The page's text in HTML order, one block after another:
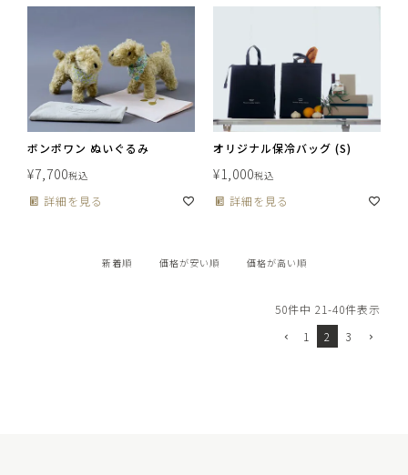
ボンポワン ぬいぐるみ
¥7,700税込
詳細を見る
オリジナル保冷バッグ (S)
¥1,000税込
詳細を見る
新着順 価格が安い順 価格が高い順
50件中 21-40件表示
1
2 3